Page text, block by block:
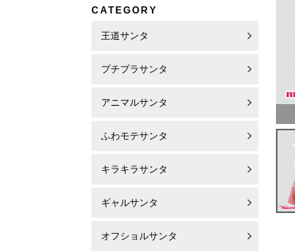
CATEGORY
王道サンタ
プチプラサンタ
アニマルサンタ
ふわモテサンタ
キラキラサンタ
ギャルサンタ
オフショルサンタ